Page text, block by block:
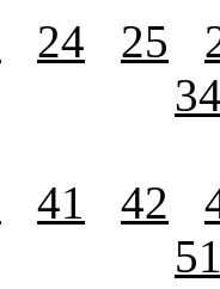
24 25
41 42